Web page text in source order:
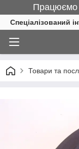
Працюємо
Спеціалізований
Товари та